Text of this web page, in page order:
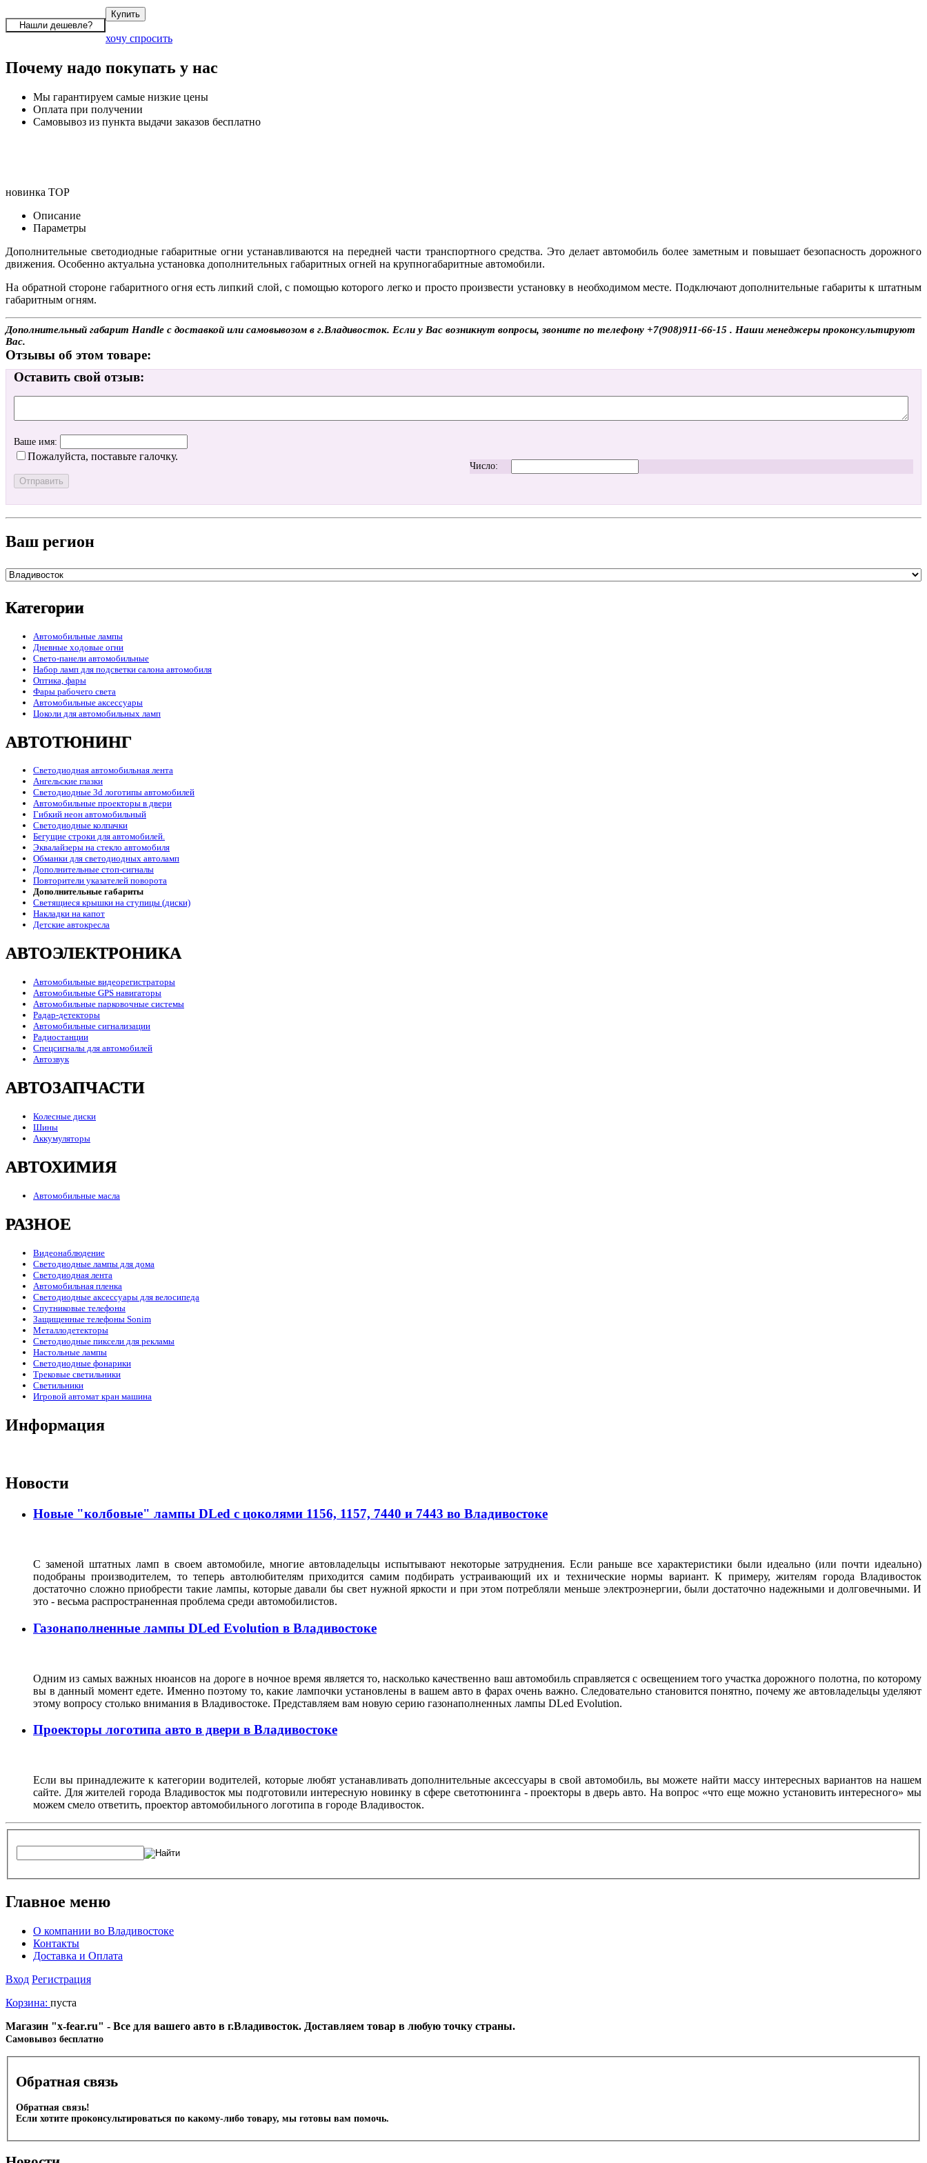
хочу спросить
Почему надо покупать у нас
Мы гарантируем самые низкие цены
Оплата при получении
Самовывоз из пункта выдачи заказов бесплатно
новинка TOP
Описание
Параметры
Дополнительные светодиодные габаритные огни устанавливаются на передней части транспортного средства. Это делает автомобиль более заметным и повышает безопасность дорожного
движения. Особенно актуальна установка дополнительных габаритных огней на крупногабаритные автомобили.
На обратной стороне габаритного огня есть липкий слой, с помощью которого легко и просто произвести установку в необходимом месте. Подключают дополнительные габариты к штатным
габаритным огням.
Дополнительный габарит Handle с доставкой или самовывозом в г.Владивосток. Если у Вас возникнут вопросы, звоните по телефону +7(908)911-66-15 . Наши менеджеры проконсультируют
Вас.
Отзывы об этом товаре:
Оставить свой отзыв:
Ваше имя:
Пожалуйста, поставьте галочку.
Число:
Ваш регион
Категории
Автомобильные лампы
Дневные ходовые огни
Свето-панели автомобильные
Набор ламп для подсветки салона автомобиля
Оптика, фары
Фары рабочего света
Автомобильные аксессуары
Цоколи для автомобильных ламп
АВТОТЮНИНГ
Светодиодная автомобильная лента
Ангельские глазки
Светодиодные 3d логотипы автомобилей
Автомобильные проекторы в двери
Гибкий неон автомобильный
Светодиодные колпачки
Бегущие строки для автомобилей.
Эквалайзеры на стекло автомобиля
Обманки для светодиодных автоламп
Дополнительные стоп-сигналы
Повторители указателей поворота
Дополнительные габариты
Светящиеся крышки на ступицы (диски)
Накладки на капот
Детские автокресла
АВТОЭЛЕКТРОНИКА
Автомобильные видеорегистраторы
Автомобильные GPS навигаторы
Автомобильные парковочные системы
Радар-детекторы
Автомобильные сигнализации
Радиостанции
Спецсигналы для автомобилей
Автозвук
АВТОЗАПЧАСТИ
Колесные диски
Шины
Аккумуляторы
АВТОХИМИЯ
Автомобильные масла
РАЗНОЕ
Видеонаблюдение
Светодиодные лампы для дома
Светодиодная лента
Автомобильная пленка
Светодиодные аксессуары для велосипеда
Спутниковые телефоны
Защищенные телефоны Sonim
Металлодетекторы
Светодиодные пиксели для рекламы
Настольные лампы
Светодиодные фонарики
Трековые светильники
Светильники
Игровой автомат кран машина
Информация
Новости
Новые "колбовые" лампы DLed с цоколями 1156, 1157, 7440 и 7443 во Владивостоке
С заменой штатных ламп в своем автомобиле, многие автовладельцы испытывают некоторые затруднения. Если раньше все характеристики были идеально (или почти идеально)
подобраны производителем, то теперь автолюбителям приходится самим подбирать устраивающий их и технические нормы вариант. К примеру, жителям города Владивосток
достаточно сложно приобрести такие лампы, которые давали бы свет нужной яркости и при этом потребляли меньше электроэнергии, были достаточно надежными и долговечными. И
это - весьма распространенная проблема среди автомобилистов.
Газонаполненные лампы DLed Evolution в Владивостоке
Одним из самых важных нюансов на дороге в ночное время является то, насколько качественно ваш автомобиль справляется с освещением того участка дорожного полотна, по которому
вы в данный момент едете. Именно поэтому то, какие лампочки установлены в вашем авто в фарах очень важно. Следовательно становится понятно, почему же автовладельцы уделяют
этому вопросу столько внимания в Владивостоке. Представляем вам новую серию газонаполненных лампы DLed Evolution.
Проекторы логотипа авто в двери в Владивостоке
Если вы принадлежите к категории водителей, которые любят устанавливать дополнительные аксессуары в свой автомобиль, вы можете найти массу интересных вариантов на нашем
сайте. Для жителей города Владивосток мы подготовили интересную новинку в сфере светотюнинга - проекторы в дверь авто. На вопрос «что еще можно установить интересного» мы
можем смело ответить, проектор автомобильного логотипа в городе Владивосток.
Главное меню
О компании во Владивостоке
Контакты
Доставка и Оплата
Вход Регистрация
Корзина: пуста
Магазин "x-fear.ru" - Все для вашего авто в г.Владивосток. Доставляем товар в любую точку страны.
Cамовывоз бесплатно
Обратная связь
Обратная связь!
Если хотите проконсультироваться по какому-либо товару, мы готовы вам помочь.